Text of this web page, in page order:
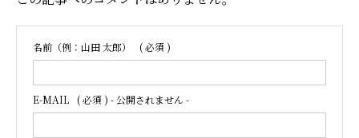
名前（例：山田 太郎） ( 必須 )
E-MAIL ( 必須 ) - 公開されません -